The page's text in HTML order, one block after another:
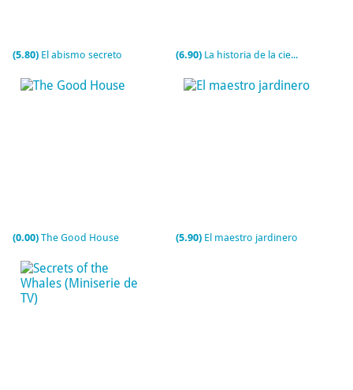
(5.80) El abismo secreto (6.90) La historia de la ciencia ficción (Serie de TV)
(0.00) The Good House (5.90) El maestro jardinero